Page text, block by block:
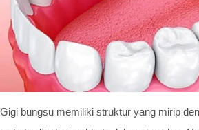
Gigi bungsu memiliki struktur yang mirip